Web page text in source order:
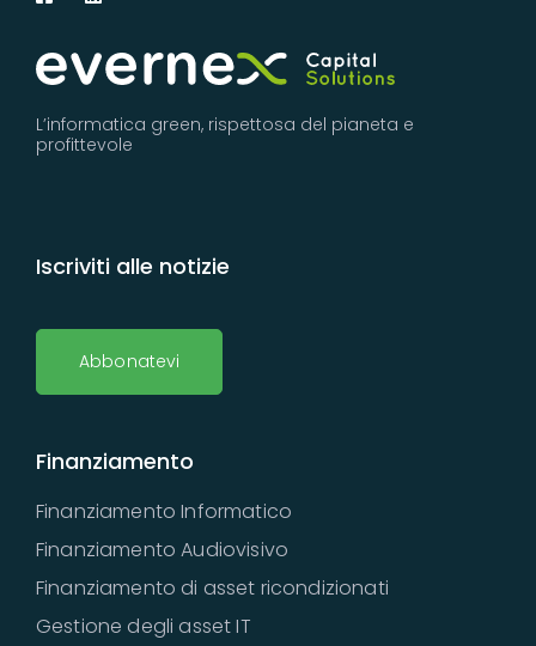
L’informatica green, rispettosa del pianeta e
profittevole
Iscriviti alle notizie
Abbonatevi
Finanziamento
Finanziamento Informatico
Finanziamento Audiovisivo
Finanziamento di asset ricondizionati
Gestione degli asset IT